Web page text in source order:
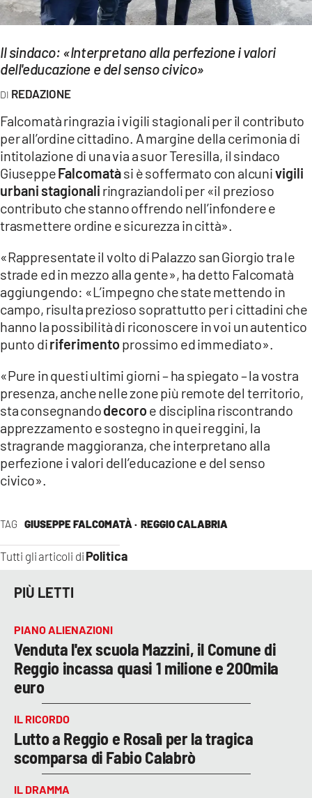
Streaming
LAC NETWORK
LAC ONAIR
LaC
Network
LACPLAY.IT
LACTV.IT
LACONAIR.IT
LACITYMAG.IT
ILREGGINO.IT
COSENZACHANNEL.IT
ILVIBONESE.IT
CATANZAROCHANNEL.IT
LACAPITALENEWS.IT
App
ANDROID
Il sindaco: «Interpretano alla perfezione i valori
dell'educazione e del senso civico»
REDAZIONE
TAG GIUSEPPE FALCOMATÀ · REGGIO CALABRIA
Tutti gli articoli di Politica
Falcomatà ringrazia i vigili stagionali per il contributo
per all’ordine cittadino. A margine della cerimonia di
intitolazione di una via a suor Teresilla, il sindaco
GiuseppeFalcomatàsi è soffermato con alcunivigili
urbani stagionali ringraziandoli per «il prezioso
contributo che stanno offrendo nell’infondere e
trasmettere ordine e sicurezza in città».
«Rappresentate il volto di Palazzo san Giorgio tra le
strade ed in mezzo alla gente», ha detto Falcomatà
aggiungendo: «L’impegno che state mettendo in
campo, risulta prezioso soprattutto per i cittadini che
hanno la possibilità di riconoscere in voi un autentico
punto diriferimentoprossimo ed immediato».
«Pure in questi ultimi giorni – ha spiegato – la vostra
presenza, anche nelle zone più remote del territorio,
sta consegnandodecoroe disciplina riscontrando
apprezzamento e sostegno in quei reggini, la
stragrande maggioranza, che interpretano alla
perfezione i valori dell’educazione e del senso
civico».
PIÙ LETTI
PIANO ALIENAZIONI
Venduta l'ex scuola Mazzini, il Comune di
Reggio incassa quasi 1 milione e 200mila
euro
IL RICORDO
Lutto a Reggio e Rosalì per la tragica
scomparsa di Fabio Calabrò
IL DRAMMA